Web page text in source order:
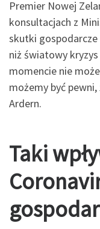
Premier Nowej
konsultacjach z
skutki
niż światowy
momencie nie
możemy być
Ardern.
Taki